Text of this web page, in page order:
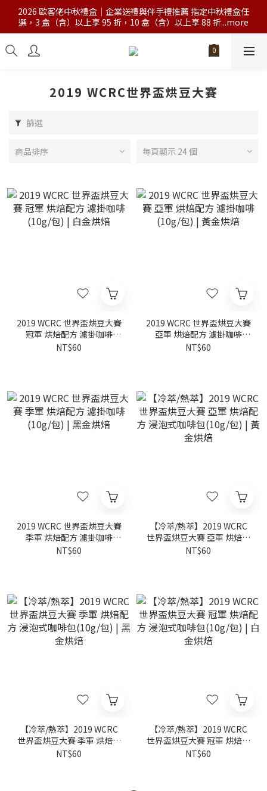
2026 歐客佬中秋禮盒｜企業送禮與伴手禮推薦 指定中秋禮盒任
選，3 盒（含）以上享 95 折，10 盒（含）以上享 88 折...more
2019 WCRC世界盃烘豆大賽
篩選
商品排序 每頁顯示 24 個
2019 WCRC 世界盃烘豆大賽
冠軍 烘焙配方 濾掛咖啡
(10g/包) | 白金烘焙
NT$60
2019 WCRC 世界盃烘豆大賽
亞軍 烘焙配方 濾掛咖啡
(10g/包) | 黃金烘焙
NT$60
2019 WCRC 世界盃烘豆大賽
季軍 烘焙配方 濾掛咖啡
(10g/包) | 黑金烘焙
NT$60
【冷萃/熱萃】2019 WCRC
世界盃烘豆大賽 亞軍 烘焙配
方 浸泡式咖啡包(10g/包) |
NT$60
【冷萃/熱萃】2019 WCRC
世界盃烘豆大賽 季軍 烘焙配
方 浸泡式咖啡包(10g/包) |
NT$60
【冷萃/熱萃】2019 WCRC
世界盃烘豆大賽 冠軍 烘焙配
方 浸泡式咖啡包(10g/包) |
NT$60